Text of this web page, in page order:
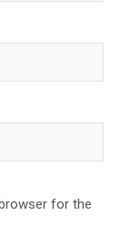
for the